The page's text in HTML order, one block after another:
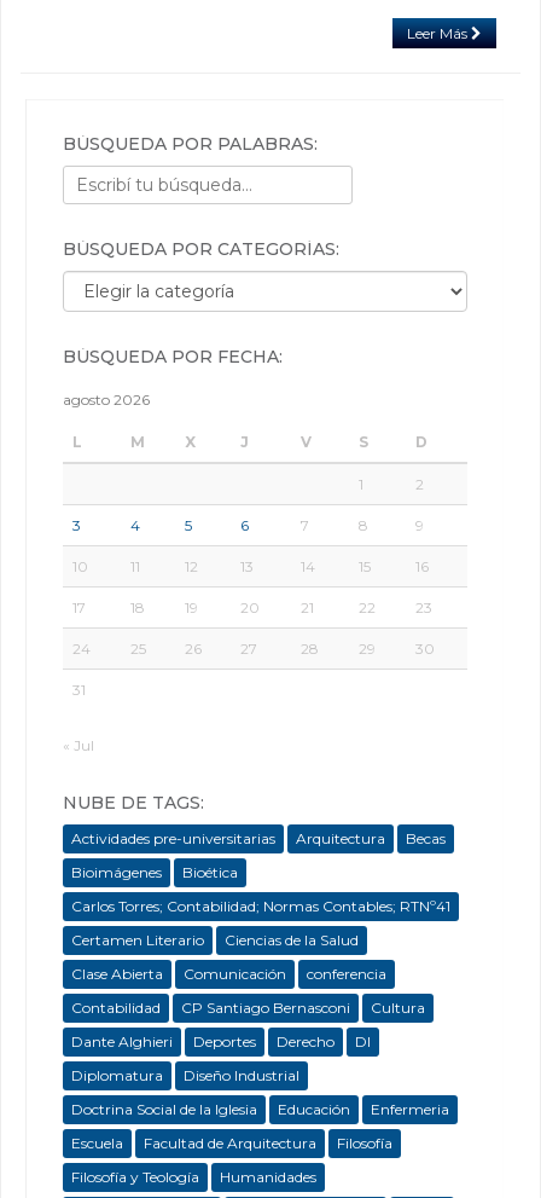
Leer Más
BÚSQUEDA POR PALABRAS:
BÚSQUEDA POR CATEGORÍAS:
Búsqueda por categorías:
BÚSQUEDA POR FECHA:
agosto 2026
L M X J V S D
1 2
3 4 5 6 7 8 9
10 11 12 13 14 15 16
17 18 19 20 21 22 23
24 25 26 27 28 29 30
31
« Jul
NUBE DE TAGS:
Actividades pre-universitarias Arquitectura
Becas
Bioimágenes
Bioética
Carlos Torres; Contabilidad; Normas Contables; RTNº41
Certamen Literario
Ciencias de la Salud
Clase Abierta
Comunicación
conferencia
Contabilidad
CP Santiago Bernasconi
Cultura
Dante Alghieri
Deportes Derecho
DI
Diplomatura
Diseño Industrial
Doctrina Social de la Iglesia
Educación
Enfermeria
Escuela
Facultad de Arquitectura
Filosofía
Filosofía y Teología
Humanidades